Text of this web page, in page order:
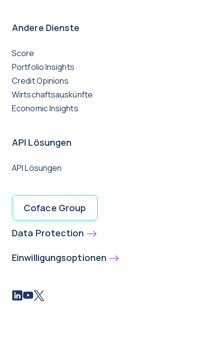
Andere Dienste
Score
Portfolio Insights
Credit Opinions
Wirtschaftsauskünfte
Economic Insights
API Lösungen
API Lösungen
Coface Group
Data Protection
Einwilligungsoptionen